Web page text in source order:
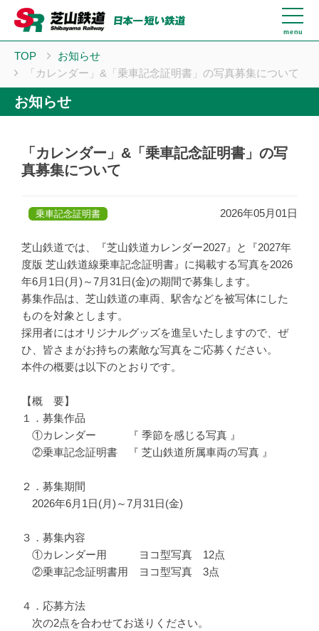
menu
TOP
お知らせ
「カレンダー」&「乗車記念証明書」の写真募集について
お知らせ
「カレンダー」&「乗車記念証明書」の写
真募集について
乗車記念証明書 2026年05月01日
芝山鉄道では、『芝山鉄道カレンダー2027』と『2027年
度版 芝山鉄道線乗車記念証明書』に掲載する写真を2026
年6月1日(月)～7月31日(金)の期間で募集します。
募集作品は、芝山鉄道の車両、駅舎などを被写体にした
ものを対象とします。
採用者にはオリジナルグッズを進呈いたしますので、ぜ
ひ、皆さまがお持ちの素敵な写真をご応募ください。
本件の概要は以下のとおりです。
【概 要】
１．募集作品
①カレンダー 『 季節を感じる写真 』
②乗車記念証明書 『 芝山鉄道所属車両の写真 』
２．募集期間
2026年6月1日(月)～7月31日(金)
３．募集内容
①カレンダー用 ヨコ型写真 12点
②乗車記念証明書用 ヨコ型写真 3点
４．応募方法
次の2点を合わせてお送りください。